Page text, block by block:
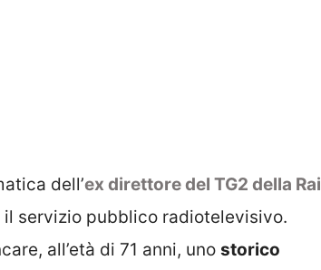
dell’ex direttore del TG2 della Rai
servizio pubblico radiotelevisivo.
all’età di 71 anni, uno storico